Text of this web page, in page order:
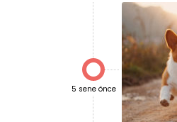

5 sene önce